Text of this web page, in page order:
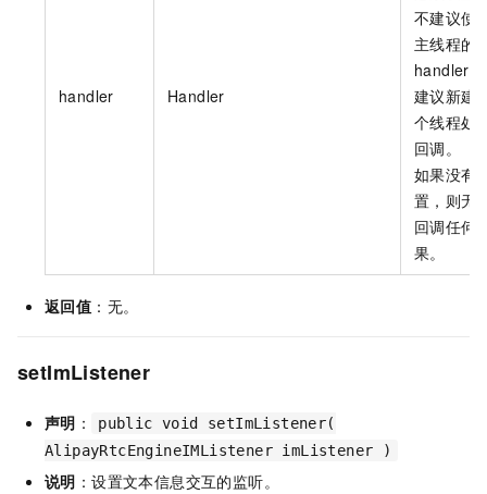
handler Handler
不建议使
主线程的
handler，
建议新建
个线程处
回调。
如果没有
置，则无
回调任何
果。
返回值 ：无。
setImListener
声明 ：
public void setImListener(
AlipayRtcEngineIMListener imListener )
说明 ：设置文本信息交互的监听。